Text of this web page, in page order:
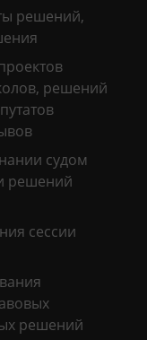
решений,
решений
судом
решений
сессии
решений